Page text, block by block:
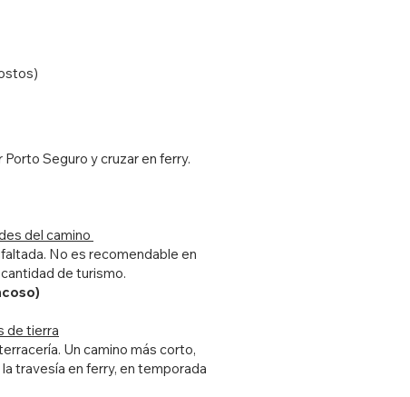
Seguro y cruzar en ferry.
del camino
No es recomendable en
de turismo.
de tierra
Un camino más corto,
travesía en ferry, en temporada